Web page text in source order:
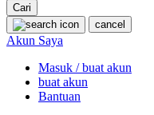
P
Peachy
Phil & Ted's
Cari
cancel
Akun Saya
Masuk / buat akun
buat akun
Bantuan